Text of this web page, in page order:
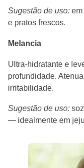
Sugestão de uso: em
e pratos frescos.
Melancia
Ultra-hidratante e
profundidade.
irritabilidade.
Sugestão de uso:
— idealmente em